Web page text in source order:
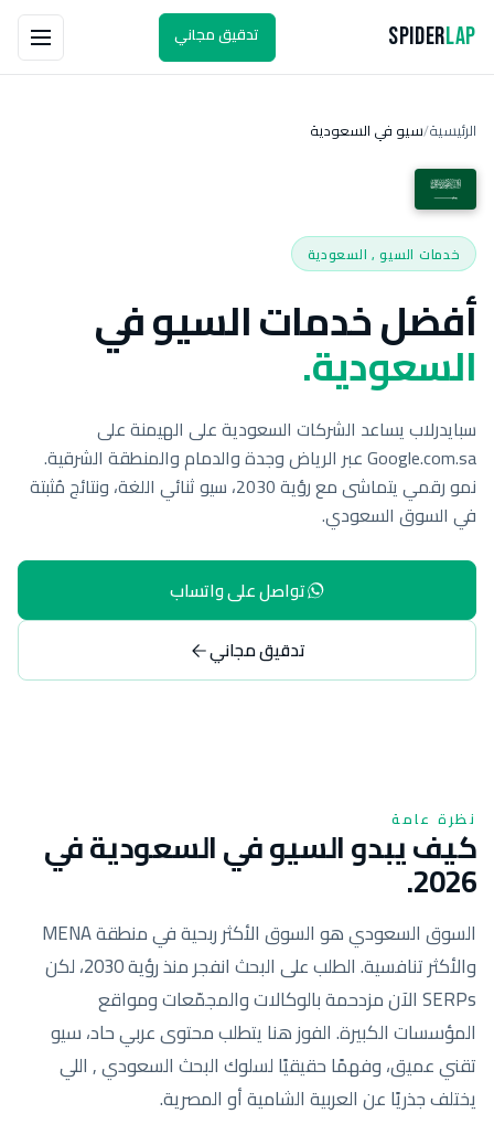
SpiderLap تدقيق مجاني
الرئيسية/سيو في السعودية
خدمات السيو , السعودية
أفضل خدمات السيو في
السعودية.
سبايدرلاب يساعد الشركات السعودية على الهيمنة على
Google.com.sa عبر الرياض وجدة والدمام والمنطقة الشرقية.
نمو رقمي يتماشى مع رؤية 2030، سيو ثنائي اللغة، ونتائج مُثبتة
في السوق السعودي.
تواصل على واتساب
تدقيق مجاني
نظرة عامة
كيف يبدو السيو في السعودية في
2026.
السوق السعودي هو السوق الأكثر ربحية في منطقة MENA
والأكثر تنافسية. الطلب على البحث انفجر منذ رؤية 2030، لكن
SERPs الآن مزدحمة بالوكالات والمجمّعات ومواقع
المؤسسات الكبيرة. الفوز هنا يتطلب محتوى عربي حاد، سيو
تقني عميق، وفهمًا حقيقيًا لسلوك البحث السعودي , اللي
يختلف جذريًا عن العربية الشامية أو المصرية.